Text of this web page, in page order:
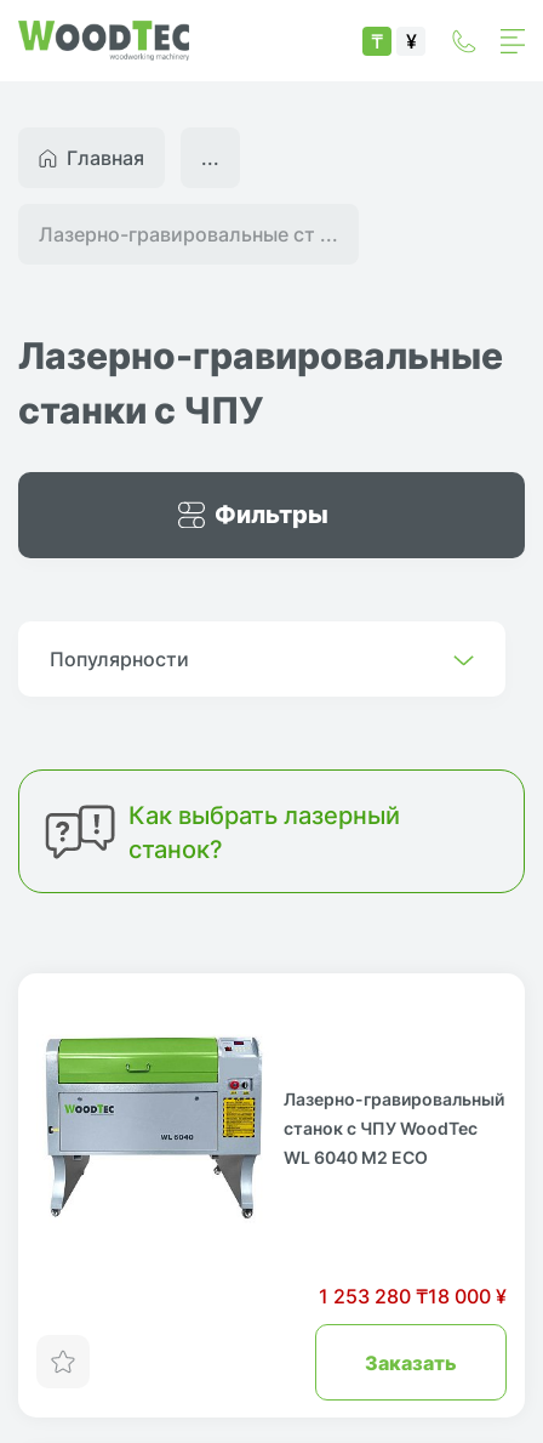
₸ ¥
Главная
Лазерно-гравировальные ст ...
...
Лазерно-гравировальные
станки с ЧПУ
Фильтры
Популярности
Как выбрать лазерный
станок?
Лазерно-гравировальный
станок с ЧПУ WoodTec
WL 6040 M2 ECO
1 253 280 ₸18 000 ¥
Заказать